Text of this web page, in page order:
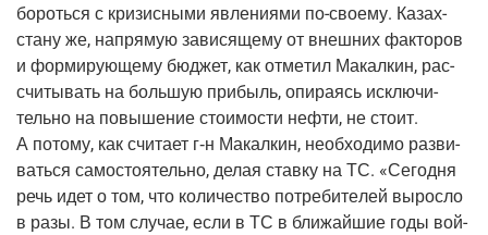
бороть­ся с кри­зис­ны­ми явле­ни­я­ми по-сво­е­му. Казах­
ста­ну же, напря­мую зави­ся­ще­му от внеш­них фак­то­ров
и фор­ми­ру­ю­ще­му бюд­жет, как отме­тил Макал­кин, рас­
счи­ты­вать на боль­шую при­быль, опи­ра­ясь исклю­чи­
тель­но на повы­ше­ние сто­и­мо­сти неф­ти, не сто­ит.
А пото­му, как счи­та­ет г‑н Макал­кин, необ­хо­ди­мо раз­ви­
вать­ся само­сто­я­тель­но, делая став­ку на ТС. «Сего­дня
речь идет о том, что коли­че­ство потре­би­те­лей вырос­ло
в разы. В том слу­чае, если в ТС в бли­жай­шие годы вой­